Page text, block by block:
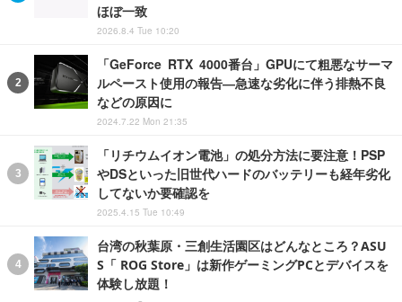
ほぼ一致
2026.8.4 Tue 10:20
「GeForce RTX 4000番台」GPUにて粗悪なサーマ
ルペースト使用の報告―急速な劣化に伴う排熱不良
などの原因に
2024.7.22 Mon 21:35
「リチウムイオン電池」の処分方法に要注意！PSP
やDSといった旧世代ハードのバッテリーも経年劣化
してないか要確認を
2025.4.15 Tue 10:49
台湾の秋葉原・三創生活園区はどんなところ？ASU
S「 ROG Store」は新作ゲーミングPCとデバイスを
体験し放題！